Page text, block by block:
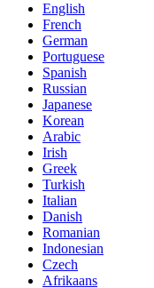
English
French
German
Portuguese
Spanish
Russian
Japanese
Korean
Arabic
Irish
Greek
Turkish
Italian
Danish
Romanian
Indonesian
Czech
Afrikaans